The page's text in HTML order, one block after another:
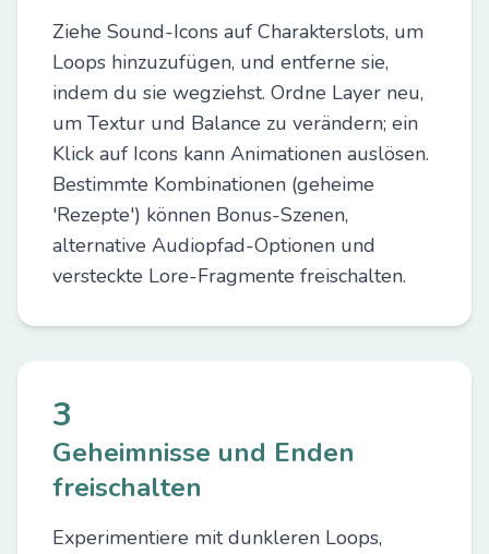
Ziehe Sound-Icons auf Charakterslots, um
Loops hinzuzufügen, und entferne sie,
indem du sie wegziehst. Ordne Layer neu,
um Textur und Balance zu verändern; ein
Klick auf Icons kann Animationen auslösen.
Bestimmte Kombinationen (geheime
'Rezepte') können Bonus-Szenen,
alternative Audiopfad-Optionen und
versteckte Lore-Fragmente freischalten.
3
Geheimnisse und Enden
freischalten
Experimentiere mit dunkleren Loops,